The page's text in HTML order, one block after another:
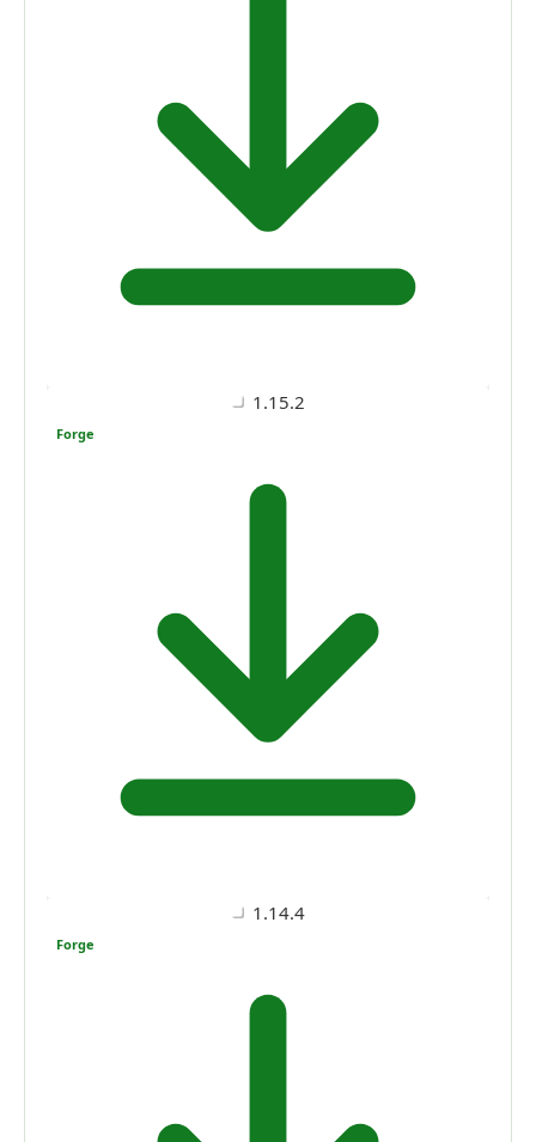
1.15.2
Forge
1.14.4
Forge